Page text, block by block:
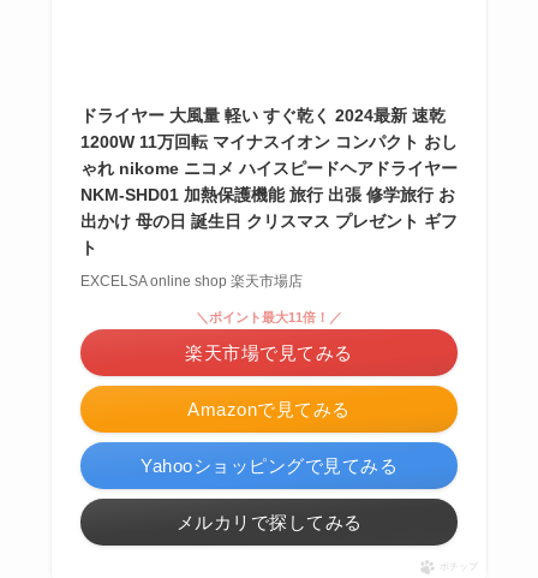
ドライヤー 大風量 軽い すぐ乾く 2024最新 速乾
1200W 11万回転 マイナスイオン コンパクト おし
ゃれ nikome ニコメ ハイスピードヘアドライヤー
NKM-SHD01 加熱保護機能 旅行 出張 修学旅行 お
出かけ 母の日 誕生日 クリスマス プレゼント ギフ
ト
EXCELSA online shop 楽天市場店
Amazonで見てみる
＼ポイント最大11倍！／
楽天市場で見てみる
Yahooショッピングで見てみる
メルカリで探してみる
ポチップ